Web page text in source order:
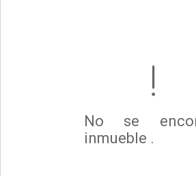
No se
inmueble .